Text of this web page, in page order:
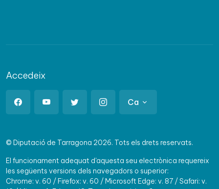
Accedeix
Ca
© Diputació de Tarragona 2026. Tots els drets reservats.
El funcionament adequat d'aquesta seu electrònica requereix
les següents versions dels navegadors o superior:
Chrome: v. 60 / Firefox: v. 60 / Microsoft Edge: v. 87 / Safari: v.